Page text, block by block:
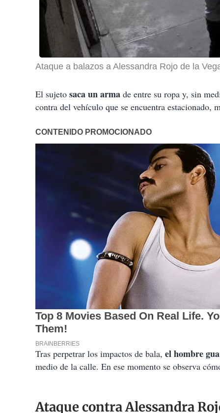
Ataque a balazos a Alessandra Rojo de la
El sujeto saca un arma de entre su ropa y, sin
contra del vehículo que se encuentra estacionado,
Tras perpetrar los impactos de bala, el hombre
medio de la calle. En ese momento se observa
Ataque contra Alessandra